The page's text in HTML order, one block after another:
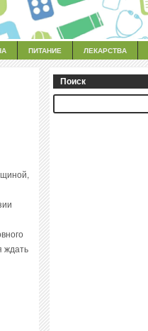
ПИТАНИЕ ЛЕКАРСТВА
ждать
Поиск